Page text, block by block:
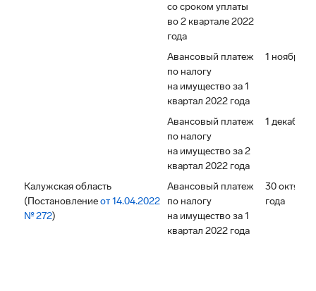
со сроком уплаты
во 2 квартале 2022
года
Авансовый платеж
по налогу
на имущество за 1
квартал 2022 года
1 ноября
Авансовый платеж
по налогу
на имущество за 2
квартал 2022 года
1 декабря
Калужская область
(Постановлениеот 14.04.2022
№ 272)
Авансовый платеж
по налогу
на имущество за 1
квартал 2022 года
30
года